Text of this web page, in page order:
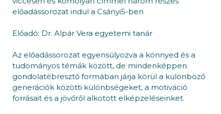
előadássorozat indul a Csányi5-ben
Előadó: Dr. Alpár Vera egyetemi tanár
Az előadássorozat egyensúlyozva a könnyed és a
tudományos témák között, de mindenképpen
gondolatébresztő formában járja körül a különböző
generációk közötti különbségeket, a motiváció
forrásait és a jövőről alkotott elképzeléseinket.